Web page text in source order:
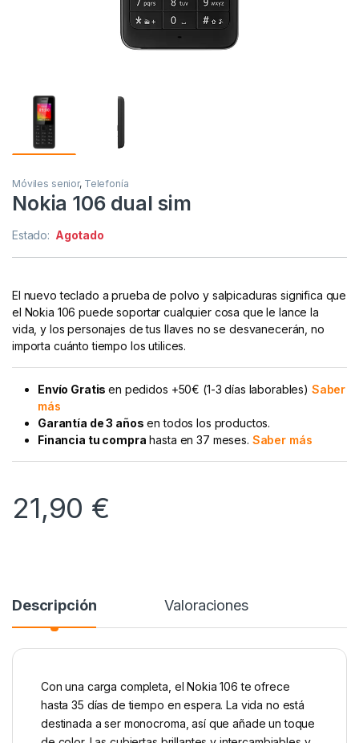
Móviles senior, Telefonía
Nokia 106 dual sim
Estado: Agotado
El nuevo teclado a prueba de polvo y salpicaduras significa que
el Nokia 106 puede soportar cualquier cosa que le lance la
vida, y los personajes de tus llaves no se desvanecerán, no
importa cuánto tiempo los utilices.
Envío Gratisen pedidos +50€ (1-3 días laborables) Saber
más
Garantía de 3 años en todos los productos.
Financia tu compra hasta en 37 meses. Saber más
21,90 €
Descripción Valoraciones
Con una carga completa, el Nokia 106 te ofrece
hasta 35 días de tiempo en espera. La vida no está
destinada a ser monocroma, así que añade un toque